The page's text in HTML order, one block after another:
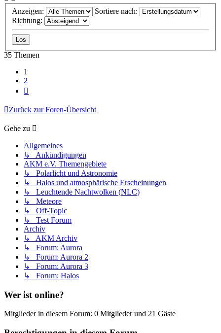
Anzeigen:
Sortiere nach:
Richtung:
35 Themen
1
2
Zurück zur Foren-Übersicht
Gehe zu
Allgemeines
↳ Ankündigungen
AKM e.V. Themengebiete
↳ Polarlicht und Astronomie
↳ Halos und atmosphärische Erscheinungen
↳ Leuchtende Nachtwolken (NLC)
↳ Meteore
↳ Off-Topic
↳ Test Forum
Archiv
↳ AKM Archiv
↳ Forum: Aurora
↳ Forum: Aurora 2
↳ Forum: Aurora 3
↳ Forum: Halos
Wer ist online?
Mitglieder in diesem Forum: 0 Mitglieder und 21 Gäste